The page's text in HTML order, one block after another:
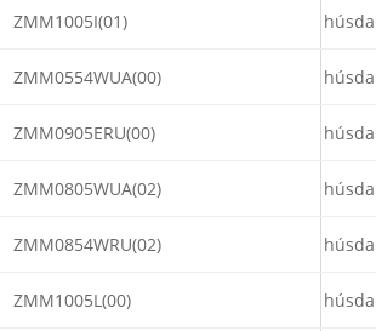
ZMM1005I(01)
ZMM0554WUA(00)
ZMM0905ERU(00)
ZMM0805WUA(02)
ZMM0854WRU(02)
ZMM1005L(00)